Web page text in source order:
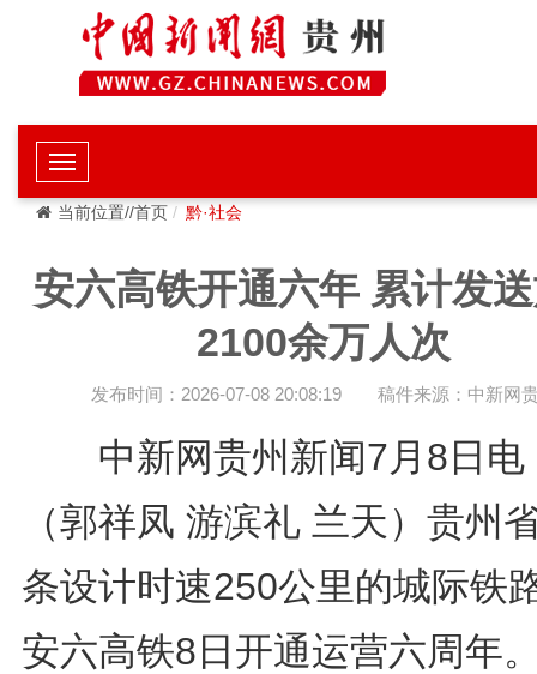
当前位置//首页 黔·社会
安六高铁开通六年 累计发
2100余万人次
发布时间：2026-07-08 20:08:19 稿件来源：中新网
中新网贵州新闻7月8日
（郭祥凤 游滨礼 兰天）贵州
条设计时速250公里的城际
安六高铁8日开通运营六周年